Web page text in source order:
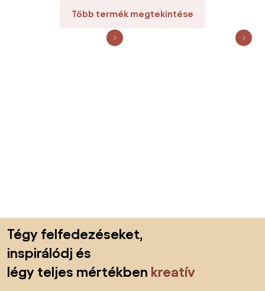
Több termék megtekintése
Tégy felfedezéseket,
inspirálódj és
légy teljes mértékben kreatív